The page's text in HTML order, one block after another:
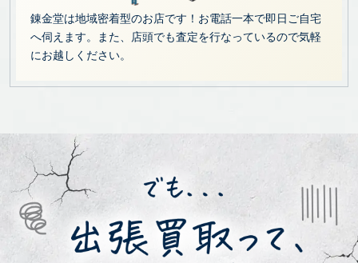
錬金堂は地域密着型のお店です！お電話一本で即日ご自宅
へ伺えます。また、店頭でも査定を行なっているので気軽
にお越しください。